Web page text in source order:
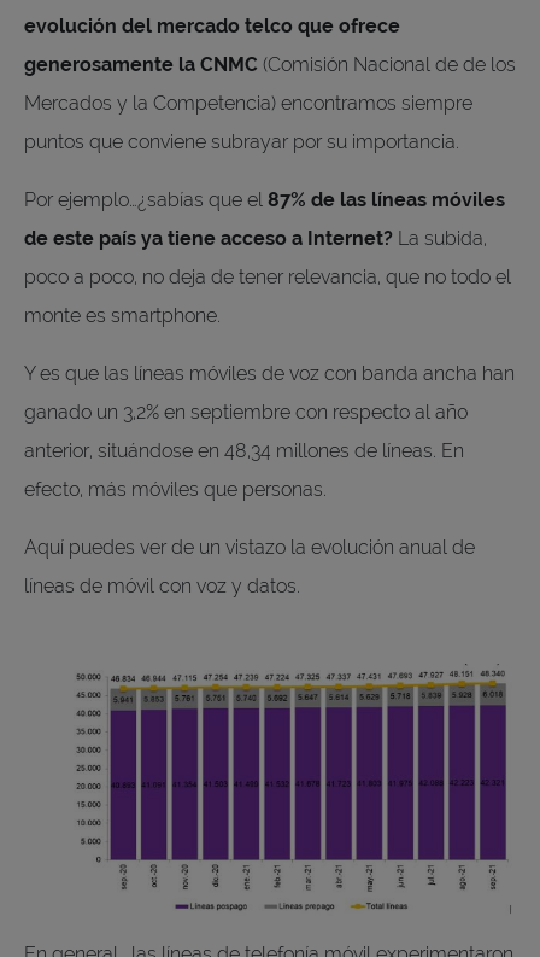
evolución del mercado telco que ofrece
generosamente la CNMC (Comisión Nacional de de los
Mercados y la Competencia) encontramos siempre
puntos que conviene subrayar por su importancia.
Por ejemplo…¿sabías que el 87% de las líneas móviles
de este país ya tiene acceso a Internet? La subida,
poco a poco, no deja de tener relevancia, que no todo el
monte es smartphone.
Y es que las líneas móviles de voz con banda ancha han
ganado un 3,2% en septiembre con respecto al año
anterior, situándose en 48,34 millones de líneas. En
efecto, más móviles que personas.
Aquí puedes ver de un vistazo la evolución anual de
líneas de móvil con voz y datos.